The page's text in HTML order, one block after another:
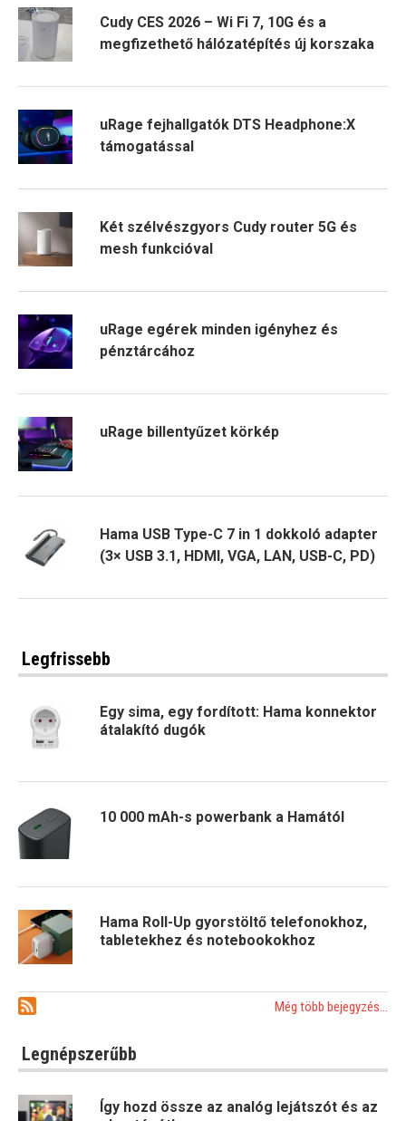
Cudy CES 2026 – Wi Fi 7, 10G és a
megfizethető hálózatépítés új korszaka
uRage fejhallgatók DTS Headphone:X
támogatással
Két szélvészgyors Cudy router 5G és
mesh funkcióval
uRage egérek minden igényhez és
pénztárcához
uRage billentyűzet körkép
Hama USB Type-C 7 in 1 dokkoló adapter
(3× USB 3.1, HDMI, VGA, LAN, USB-C, PD)
Legfrissebb
Egy sima, egy fordított: Hama konnektor
átalakító dugók
10 000 mAh-s powerbank a Hamától
Hama Roll-Up gyorstöltő telefonokhoz,
tabletekhez és notebookokhoz
Még több bejegyzés...
Legnépszerűbb
Így hozd össze az analóg lejátszót és az